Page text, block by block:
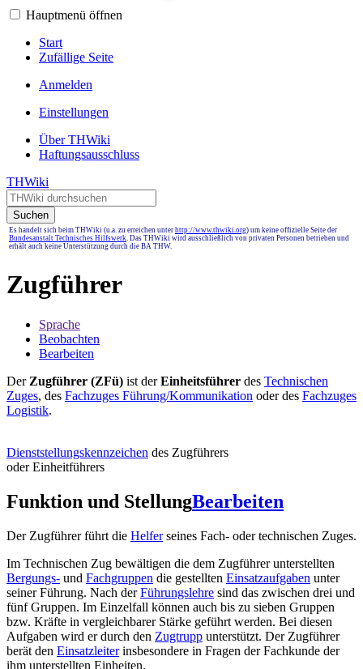
Hauptmenü öffnen
Start
Zufällige Seite
Anmelden
Einstellungen
Über THWiki
Haftungsausschluss
THWiki
Suchen
Es handelt sich beim THWiki (u.a. zu erreichen unter http://www.thwiki.org) um keine offizielle Seite der
Bundesanstalt Technisches Hilfswerk. Das THWiki wird ausschließlich von privaten Personen betrieben und
erhält auch keine Unterstützung durch die BA THW.
Zugführer
Sprache
Beobachten
Bearbeiten
Der Zugführer (ZFü) ist derEinheitsführer des Technischen
Zuges, des Fachzuges Führung/Kommunikation oder des Fachzuges
Logistik.
Dienststellungskennzeichen des Zugführers
oder Einheitführers
Funktion und StellungBearbeiten
Der Zugführer führt die Helferseines Fach- oder technischen Zuges.
Im Technischen Zug bewältigen die dem Zugführer unterstellten
Bergungs- und Fachgruppen die gestellten Einsatzaufgaben unter
seiner Führung. Nach derFührungslehre sind das zwischen drei und
fünf Gruppen. Im Einzelfall können auch bis zu sieben Gruppen
bzw. Kräfte in vergleichbarer Stärke geführt werden. Bei diesen
Aufgaben wird er durch den Zugtrupp unterstützt. Der Zugführer
berät den Einsatzleiterinsbesondere in Fragen der Fachkunde der
ihm unterstellten Einheiten.